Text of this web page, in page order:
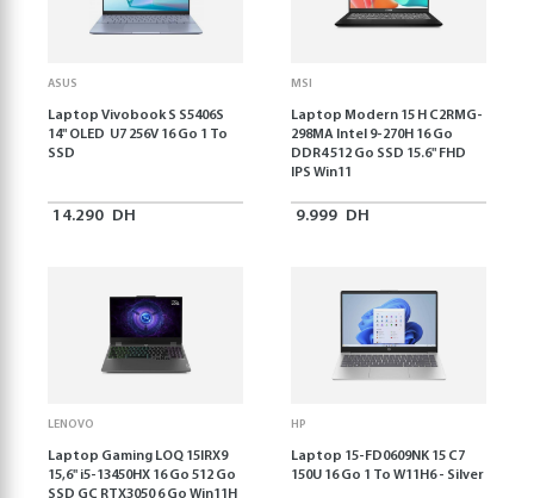
ASUS
Laptop Vivobook S S5406S
14" OLED U7 256V 16 Go 1 To
SSD
14.290 DH
MSI
Laptop Modern 15 H C2RMG-
298MA Intel 9-270H 16 Go
DDR4 512 Go SSD 15.6" FHD
IPS Win11
9.999 DH
LENOVO
Laptop Gaming LOQ 15IRX9
15,6'' i5-13450HX 16 Go 512 Go
SSD GC RTX3050 6 Go Win11H
HP
Laptop 15-FD0609NK 15 C7
150U 16 Go 1 To W11H6 - Silver